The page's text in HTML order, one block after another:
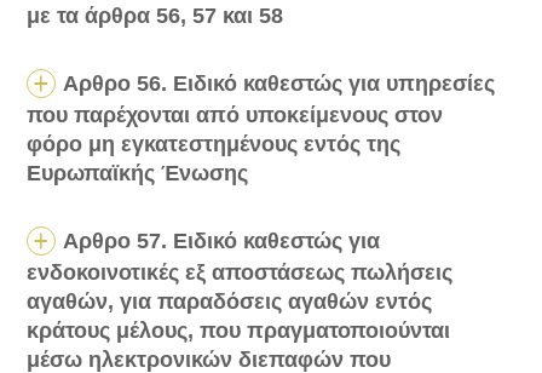
με τα άρθρα 56, 57 και 58
Αρθρο 56. Ειδικό καθεστώς για υπηρεσίες
που παρέχονται από υποκείμενους στον
φόρο μη εγκατεστημένους εντός της
Ευρωπαϊκής Ένωσης
Αρθρο 57. Ειδικό καθεστώς για
ενδοκοινοτικές εξ αποστάσεως πωλήσεις
αγαθών, για παραδόσεις αγαθών εντός
κράτους μέλους, που πραγματοποιούνται
μέσω ηλεκτρονικών διεπαφών που